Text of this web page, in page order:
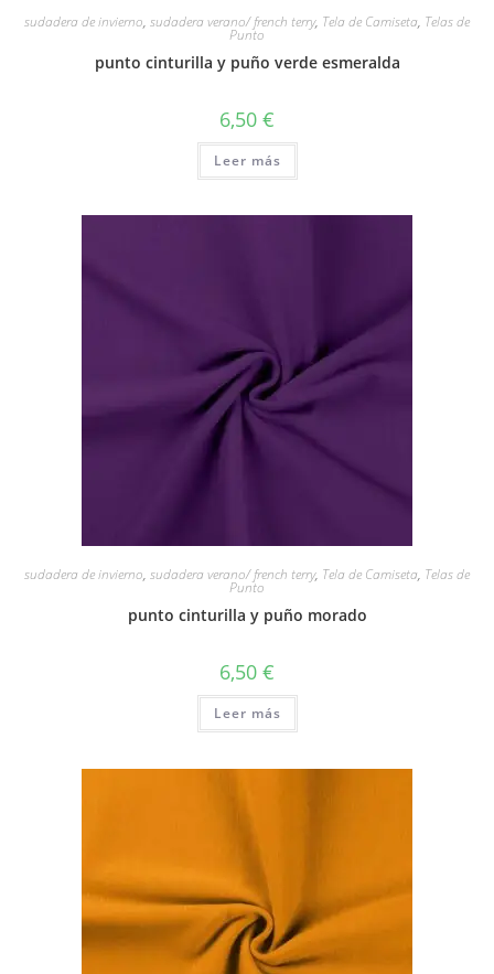
sudadera de invierno, sudadera verano/ french terry, Tela de Camiseta, Telas de
Punto
punto cinturilla y puño verde esmeralda
6,50 €
Leer más
sudadera de invierno, sudadera verano/ french terry, Tela de Camiseta, Telas de
Punto
punto cinturilla y puño morado
6,50 €
Leer más